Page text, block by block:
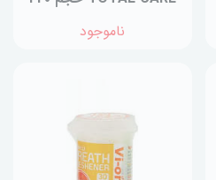
میلی لیتر
ناموجود